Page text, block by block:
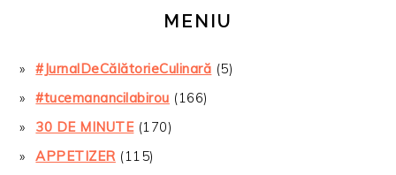
MENIU
#JurnalDeCălătorieCulinară (5)
#tucemanancilabirou (166)
30 DE MINUTE(170)
APPETIZER (115)